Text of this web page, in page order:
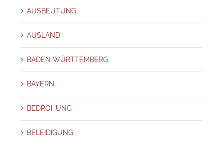
AUSBEUTUNG
AUSLAND
BADEN WÜRTTEMBERG
BAYERN
BEDROHUNG
BELEIDIGUNG